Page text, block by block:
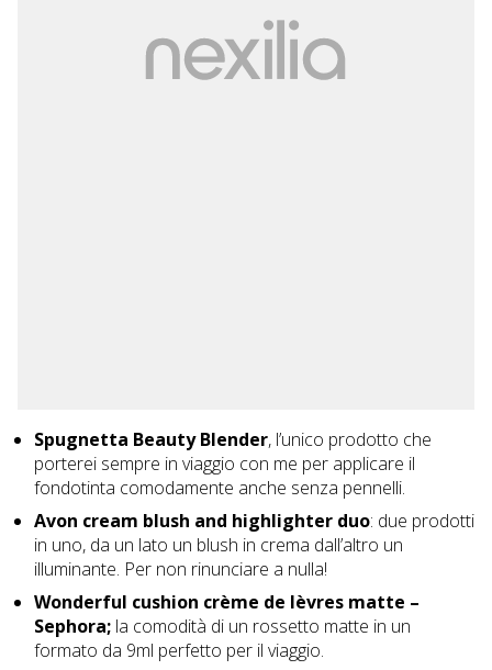
Spugnetta Beauty Blender, l’unico prodotto che
porterei sempre in viaggio con me per applicare il
fondotinta comodamente anche senza pennelli.
Avon cream blush and highlighter duo: due prodotti
in uno, da un lato un blush in crema dall’altro un
illuminante. Per non rinunciare a nulla!
Wonderful cushion crème de lèvres matte –
Sephora; la comodità di un rossetto matte in un
formato da 9ml perfetto per il viaggio.